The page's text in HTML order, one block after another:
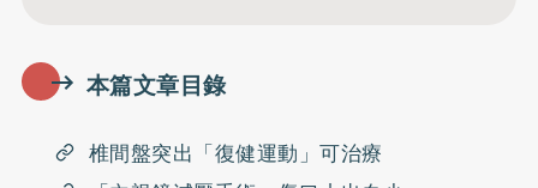
本篇文章目錄
椎間盤突出「復健運動」可治療